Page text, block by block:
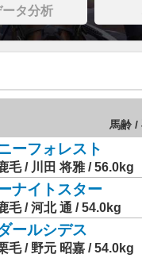
ータ分析
馬齢 /
ーフォレスト
毛 / 川田 将雅 / 56.0kg
ナイトスター
毛 / 河北 通 / 54.0kg
ールシデス
毛 / 野元 昭嘉 / 54.0kg